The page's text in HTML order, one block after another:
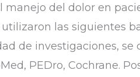
manejo del dolor en
las siguientes
de investigaciones,
PEDro, Cochrane.